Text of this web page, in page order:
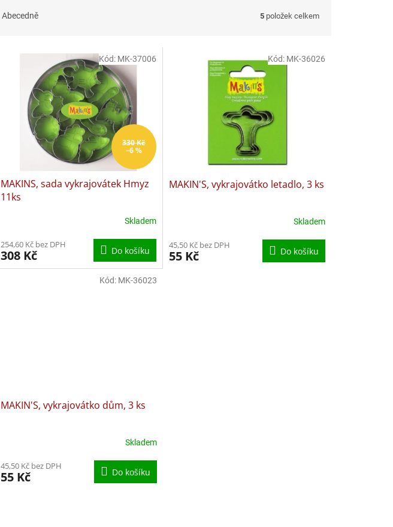
Abecedně 5 položek celkem
330 Kč
–6 %
MAKINS, sada vykrajovátek Hmyz
11ks
Skladem
254,60 Kč bez DPH
308 Kč Do košíku
Kód: MK-37006
MAKIN'S, vykrajovátko letadlo, 3 ks
Skladem
45,50 Kč bez DPH
55 Kč Do košíku
Kód: MK-36026
MAKIN'S, vykrajovátko dům, 3 ks
Skladem
45,50 Kč bez DPH
55 Kč Do košíku
Kód: MK-36023